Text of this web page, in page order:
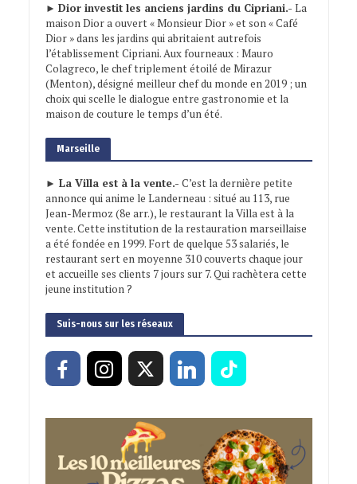
► Dior investit les anciens jardins du Cipriani.- La
maison Dior a ouvert « Monsieur Dior » et son « Café
Dior » dans les jardins qui abritaient autrefois
l’établissement Cipriani. Aux fourneaux : Mauro
Colagreco, le chef triplement étoilé de Mirazur
(Menton), désigné meilleur chef du monde en 2019 ; un
choix qui scelle le dialogue entre gastronomie et la
maison de couture le temps d’un été.
Marseille
► La Villa est à la vente.- C’est la dernière petite
annonce qui anime le Landerneau : situé au 113, rue
Jean-Mermoz (8e arr.), le restaurant la Villa est à la
vente. Cette institution de la restauration marseillaise
a été fondée en 1999. Fort de quelque 53 salariés, le
restaurant sert en moyenne 310 couverts chaque jour
et accueille ses clients 7 jours sur 7. Qui rachètera cette
jeune institution ?
Suis-nous sur les réseaux